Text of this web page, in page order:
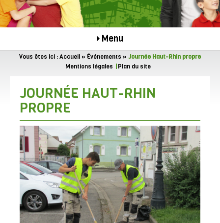
Menu
Vous êtes ici :Accueil » Événements » Journée Haut-Rhin propre
Mentions légales
Plan du site
JOURNÉE HAUT-RHIN
PROPRE